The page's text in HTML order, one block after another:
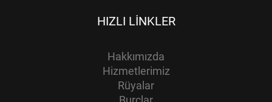
HIZLI LINKLER
Hakkımızda
Hizmetlerimiz
Rüyalar